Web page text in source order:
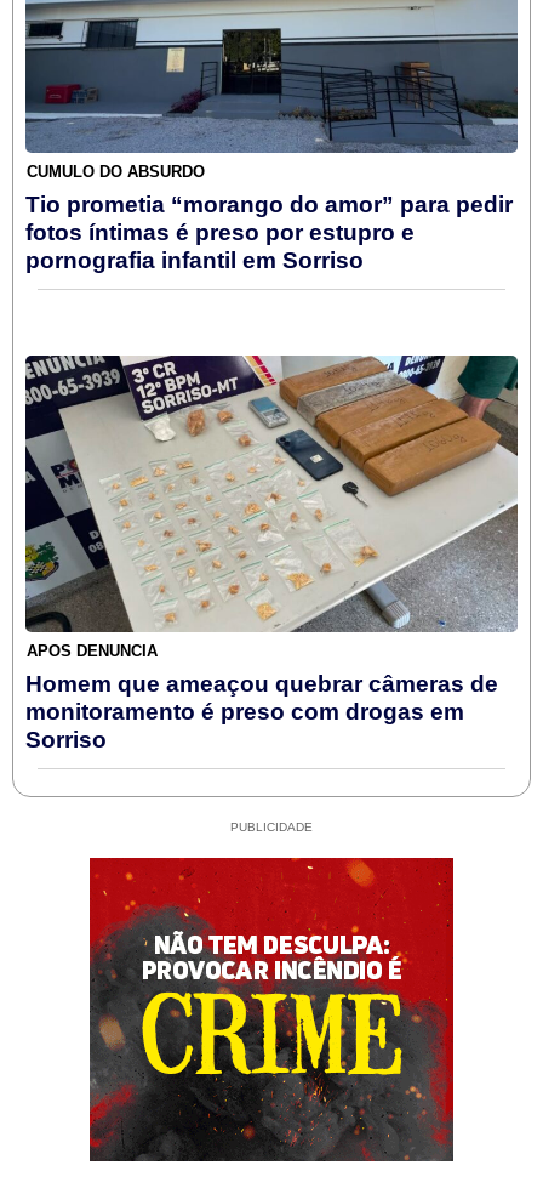
CÚMULO DO ABSURDO
Tio prometia “morango do amor” para pedir
fotos íntimas é preso por estupro e
pornografia infantil em Sorriso
APÓS DENÚNCIA
Homem que ameaçou quebrar câmeras de
monitoramento é preso com drogas em
Sorriso
PUBLICIDADE